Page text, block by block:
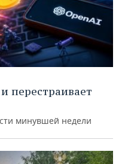
перестраивает
минувшей недели